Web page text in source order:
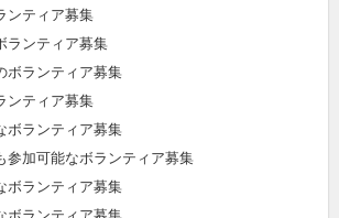
ンティア募集
ランティア募集
ボランティア募集
ンティア募集
ボランティア募集
参加可能なボランティア募集
ボランティア募集